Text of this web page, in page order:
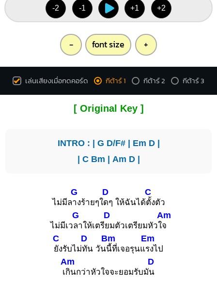
-2 -1 +1 +2
- font size +
เล่นเสียงเมื่อกดคอร์ด กีต้าร์ 1 กีต้าร์ 2 กีต้าร์ 3
[ Original Key ]
INTRO : | G D/F#| Em D|
| C Bm | Am D|
ไม่มีล
G
างร้ายๆใ
D
ดๆ ให้ฉันได้
C
ตั้งตัว
ไม่มีเว
G
ลาให้เตรี
D
ยมตัวเตรียมหัวใ
Am
จ
C
ยังรับไม่
D
ทัน วัน
Bm
นี้ที่เจอรุนแ
Em
รงไป
เ
Am
กินกว่าหัวใจจะยอมรับมั
D
น